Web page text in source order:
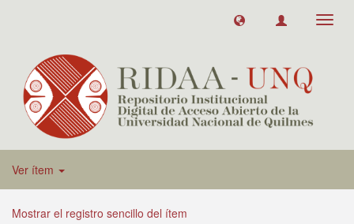
Ver ítem
Mostrar el registro sencillo del ítem